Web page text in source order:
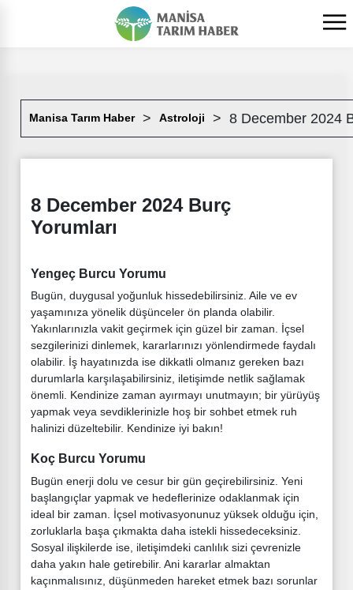
Manisa Tarım Haber Astroloji 8 December 2024
8 December 2024 Burç
Yorumları
Yengeç Burcu Yorumu
Bugün, duygusal yoğunluk hissedebilirsiniz. Aile ve ev
yaşamınıza yönelik düşünceler ön planda olabilir.
Yakınlarınızla vakit geçirmek için güzel bir zaman. İçsel
sezgilerinizi dinlemek, kararlarınızı yönlendirmede faydalı
olabilir. İş hayatınızda ise dikkatli olmanız gereken bazı
durumlarla karşılaşabilirsiniz, iletişimde netlik sağlamak
önemli. Kendinize zaman ayırmayı unutmayın; bir yürüyüş
yapmak veya sevdiklerinizle hoş bir sohbet etmek ruh
halinizi düzeltebilir. Kendinize iyi bakın!
Koç Burcu Yorumu
Bugün enerji dolu ve cesur bir gün geçirebilirsiniz. Yeni
başlangıçlar yapmak ve hedeflerinize odaklanmak için
ideal bir zaman. İçsel motivasyonunuz yüksek olduğu için,
zorluklarla başa çıkmakta daha istekli hissedeceksiniz.
Sosyal ilişkilerde ise, iletişimdeki canlılık sizi çevrenizle
daha yakın hale getirebilir. Ani kararlar almaktan
kaçınmalısınız, düşünmeden hareket etmek bazı sorunlar